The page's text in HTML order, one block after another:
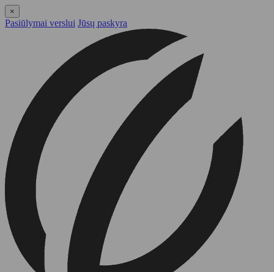
×
Pasiūlymai verslui Jūsų paskyra